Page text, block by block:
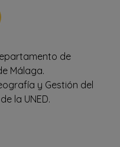
de
Málaga.
y Gestión del
la UNED.